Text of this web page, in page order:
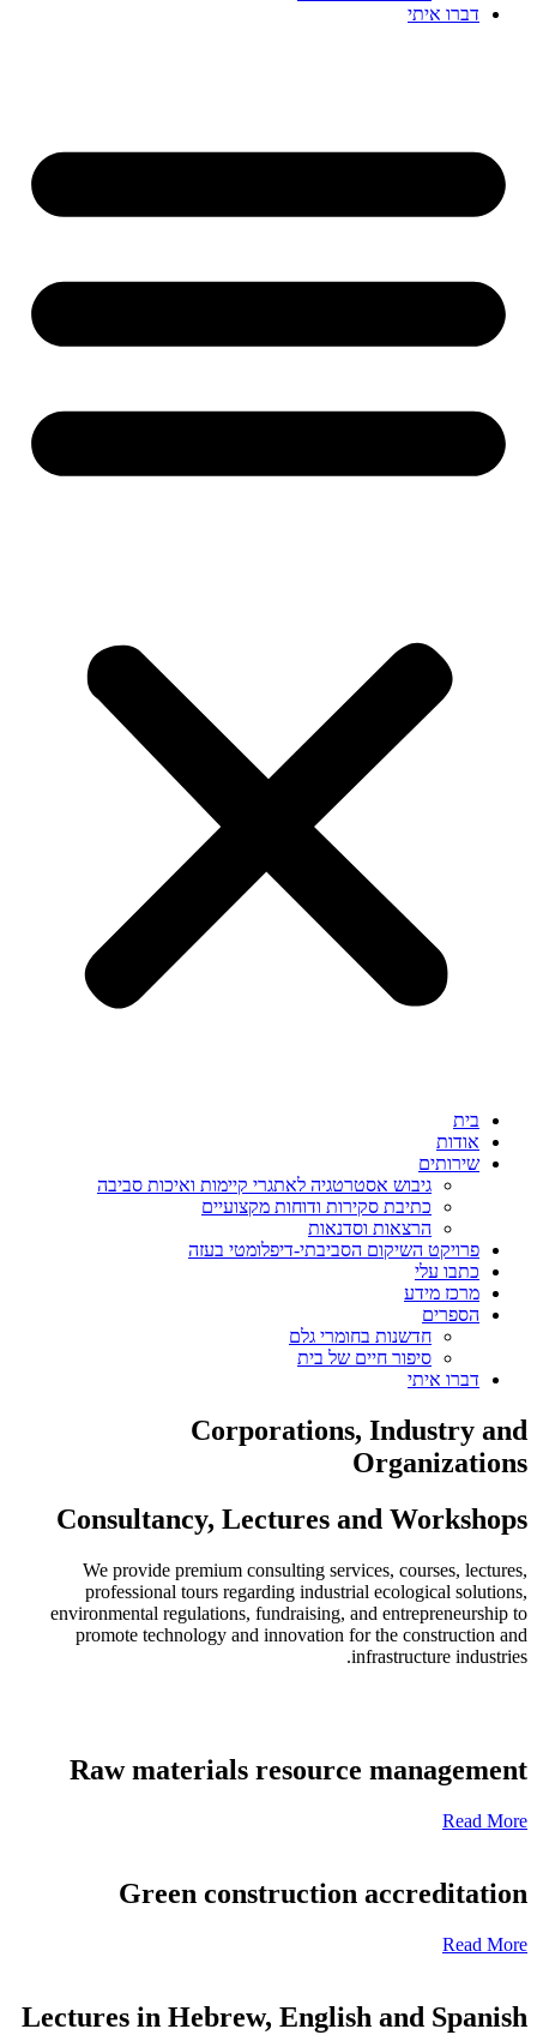
דברו איתי
בית
אודות
שירותים
גיבוש אסטרטגיה לאתגרי קיימות ואיכות סביבה
כתיבת סקירות ודוחות מקצועיים
הרצאות וסדנאות
פרויקט השיקום הסביבתי‑דיפלומטי בעזה
כתבו עלי
מרכז מידע
הספרים
חדשנות בחומרי גלם
סיפור חיים של בית
דברו איתי
Corporations, Industry
Consultancy, Lectures and
We provide premium consulting services, courses,
professional tours regarding industrial ecological
environmental regulations, fundraising, and entrepreneurship
promote technology and innovation for the construction
infrastructure
Raw materials resource
Read
Green construction
Read
Lectures in Hebrew, English and